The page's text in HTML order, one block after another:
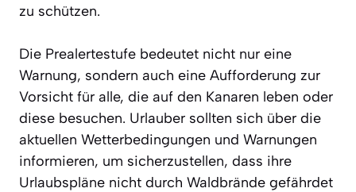
zu schützen.
Die Prealertestufe bedeutet nicht nur eine
Warnung, sondern auch eine Aufforderung zur
Vorsicht für alle, die auf den Kanaren leben oder
diese besuchen. Urlauber sollten sich über die
aktuellen Wetterbedingungen und Warnungen
informieren, um sicherzustellen, dass ihre
Urlaubspläne nicht durch Waldbrände gefährdet